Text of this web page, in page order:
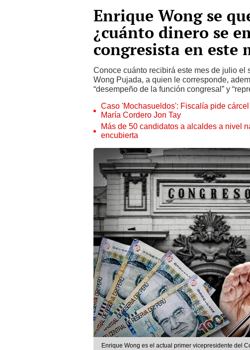
Enrique Wong se
¿cuánto dinero se
congresista en este
Conoce cuánto recibirá este mes de julio
Wong Pujada, a quien le corresponde,
“desempeño de la función congresal” y
Caso 'Mochasueldos': Fiscalía pide
María Cordero Jon Tay
Más de 50 candidatos a alcaldes a nivel
encubierta
Enrique Wong es el actual primer vicepresidente del